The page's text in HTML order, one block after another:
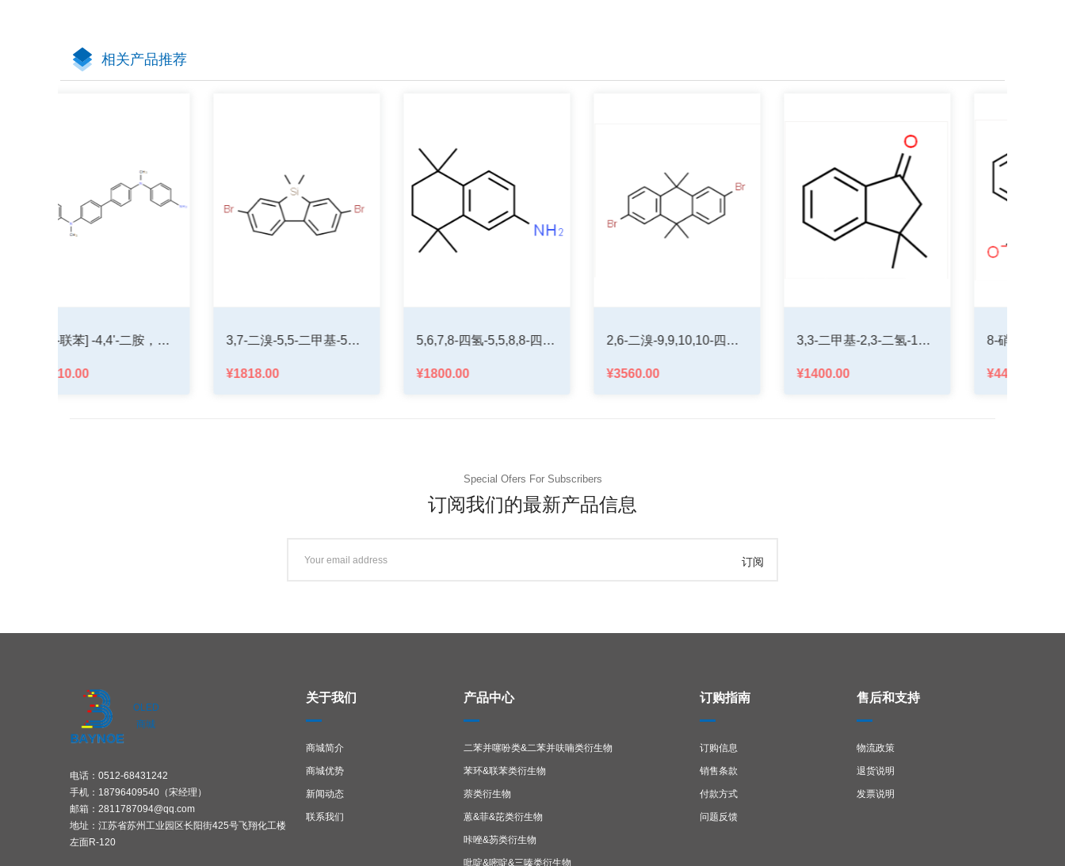
相关产品推荐
5,6,7,8-四氢-5,5,8,8-四甲基-2-萘胺 8-硝基喹那啉(8-硝基-2-甲基喹啉) 4-氟-2-甲基苯硼酸
Special Ofers For Subscribers
订阅我们的最新产品信息
订阅
OLED
商城
电话：0512-68431242
手机：18796409540（宋经理）
邮箱：2811787094@qq.com
地址：江苏省苏州工业园区长阳街425号飞翔化工楼
左面R-120
关于我们
商城简介
商城优势
新闻动态
联系我们
产品中心
二苯并噻吩类&二苯并呋喃类衍生物
苯环&联苯类衍生物
萘类衍生物
蒽&菲&芘类衍生物
咔唑&芴类衍生物
吡啶&嘧啶&三嗪类衍生物
订购指南
订购信息
销售条款
付款方式
问题反馈
售后和支持
物流政策
退货说明
发票说明